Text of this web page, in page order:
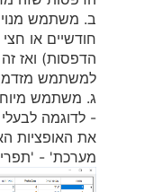
ב. משתמש מנוי
הדפסות) ואז
למשתמש
ג. משתמש
- לדוגמה
את האופציות
מערכת' -